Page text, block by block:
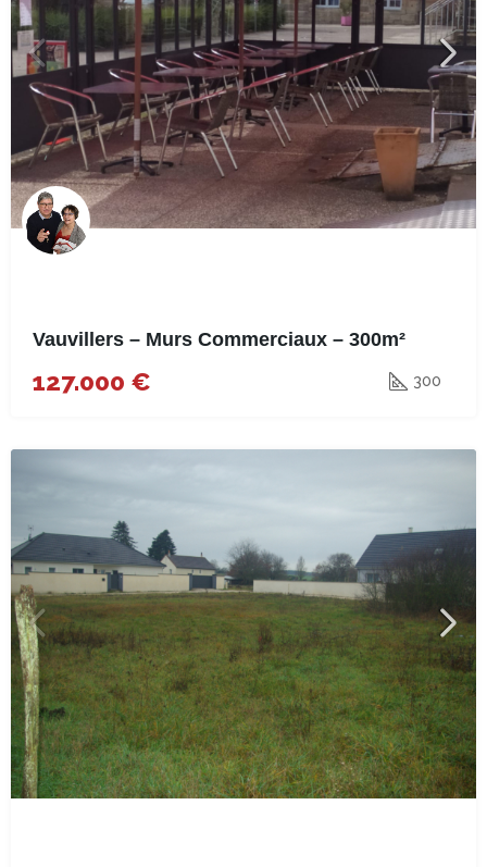
Vauvillers – Murs Commerciaux – 300m²
127.000 € 300